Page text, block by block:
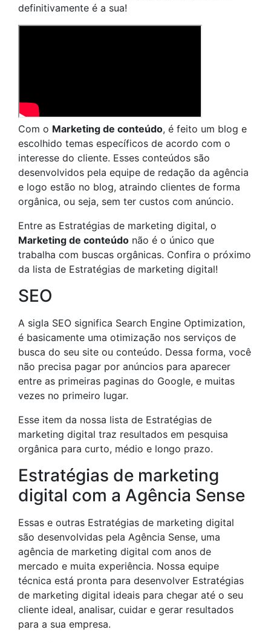
definitivamente é a sua!
Com o Marketing de conteúdo, é feito um blog e
escolhido temas específicos de acordo com o
interesse do cliente. Esses conteúdos são
desenvolvidos pela equipe de redação da agência
e logo estão no blog, atraindo clientes de forma
orgânica, ou seja, sem ter custos com anúncio.
Entre as Estratégias de marketing digital, o
Marketing de conteúdo não é o único que
trabalha com buscas orgânicas. Confira o próximo
da lista de Estratégias de marketing digital!
SEO
A sigla SEO significa Search Engine Optimization,
é basicamente uma otimização nos serviços de
busca do seu site ou conteúdo. Dessa forma, você
não precisa pagar por anúncios para aparecer
entre as primeiras paginas do Google, e muitas
vezes no primeiro lugar.
Esse item da nossa lista de Estratégias de
marketing digital traz resultados em pesquisa
orgânica para curto, médio e longo prazo.
Estratégias de marketing
digital com a Agência Sense
Essas e outras Estratégias de marketing digital
são desenvolvidas pela Agência Sense, uma
agência de marketing digital com anos de
mercado e muita experiência. Nossa equipe
técnica está pronta para desenvolver Estratégias
de marketing digital ideais para chegar até o seu
cliente ideal, analisar, cuidar e gerar resultados
para a sua empresa.